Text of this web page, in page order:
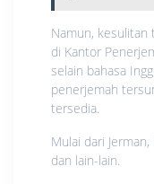
Namun, kesulitan
di Kantor
selain bahasa
penerjemah
tersedia.
Mulai dari
dan lain-lain.